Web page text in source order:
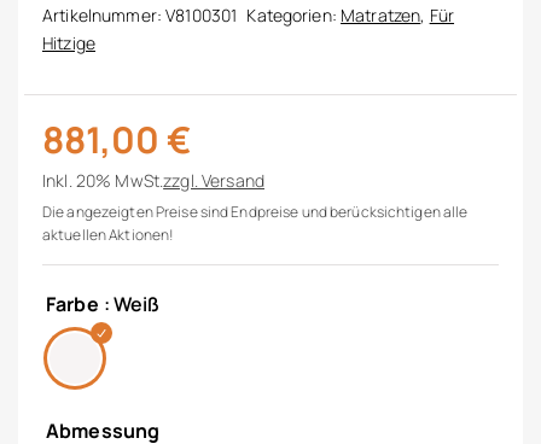
Artikelnummer:V8100301 Kategorien: Matratzen, Für
Hitzige
881,00 €
Inkl. 20% MwSt.zzgl.Versand
Die angezeigten Preise sind Endpreise und berücksichtigen alle
aktuellen Aktionen!
Farbe : Weiß
Abmessung